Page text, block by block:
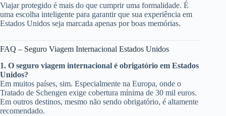
Viajar protegido é mais do que cumprir uma formalidade. É
uma escolha inteligente para garantir que sua experiência em
Estados Unidos seja marcada apenas por boas memórias.
FAQ – Seguro Viagem Internacional Estados Unidos
1. O seguro viagem internacional é obrigatório em Estados
Unidos?
Em muitos países, sim. Especialmente na Europa, onde o
Tratado de Schengen exige cobertura mínima de 30 mil euros.
Em outros destinos, mesmo não sendo obrigatório, é altamente
recomendado.